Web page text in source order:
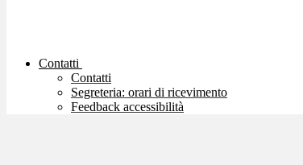
Contatti
Contatti
Segreteria: orari di ricevimento
Feedback accessibilità